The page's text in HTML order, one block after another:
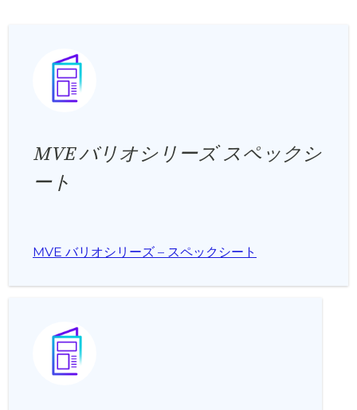
MVE バリオシリーズ スペックシ
ート
MVE バリオシリーズ – スペックシート